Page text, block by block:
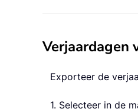
Verjaardagen
Exporteer de
1. Selecteer in de